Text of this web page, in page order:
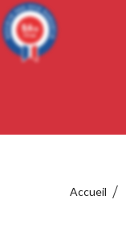
Accueil
9.4/10